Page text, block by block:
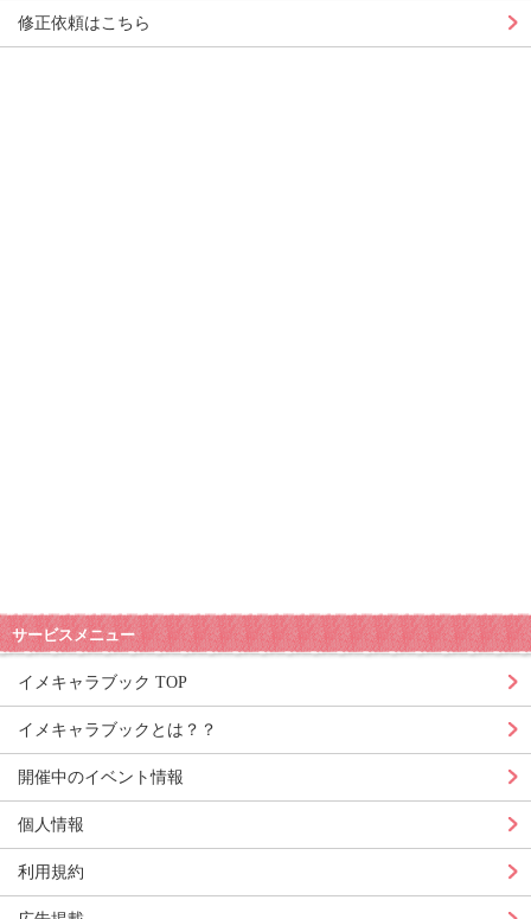
修正依頼はこちら
サービスメニュー
イメキャラブック TOP
イメキャラブックとは？？
開催中のイベント情報
個人情報
利用規約